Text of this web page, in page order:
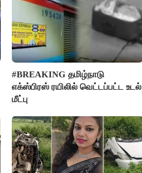
#BREAKING தமிழ்நாடு
எக்ஸ்பிரஸ் ரயிலில் வெட்டப்பட்ட உடல்
மீட்பு